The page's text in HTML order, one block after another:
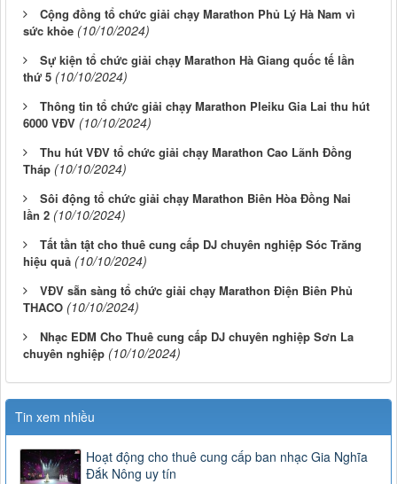
Cộng đồng tổ chức giải chạy Marathon Phủ Lý Hà Nam vì
sức khỏe (10/10/2024)
Sự kiện tổ chức giải chạy Marathon Hà Giang quốc tế lần
thứ 5 (10/10/2024)
Thông tin tổ chức giải chạy Marathon Pleiku Gia Lai thu hút
6000 VĐV (10/10/2024)
Thu hút VĐV tổ chức giải chạy Marathon Cao Lãnh Đồng
Tháp (10/10/2024)
Sôi động tổ chức giải chạy Marathon Biên Hòa Đồng Nai
lần 2 (10/10/2024)
Tất tần tật cho thuê cung cấp DJ chuyên nghiệp Sóc Trăng
hiệu quả (10/10/2024)
VĐV sẵn sàng tổ chức giải chạy Marathon Điện Biên Phủ
THACO (10/10/2024)
Nhạc EDM Cho Thuê cung cấp DJ chuyên nghiệp Sơn La
chuyên nghiệp (10/10/2024)
Tin xem nhiều
Hoạt động cho thuê cung cấp ban nhạc Gia Nghĩa
Đắk Nông uy tín